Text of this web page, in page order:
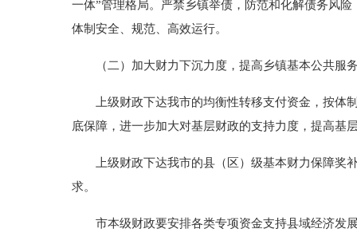
一体”管理格局。严禁乡镇举债，防范和化解债务风
体制安全、规范、高效运行。
（二）加大财力下沉力度，提高乡镇基本公共服
上级财政下达我市的均衡性转移支付资金，按体制
底保障，进一步加大对基层财政的支持力度，提高基
上级财政下达我市的县（区）级基本财力保障奖补
求。
市本级财政要安排各类专项资金支持县域经济发展